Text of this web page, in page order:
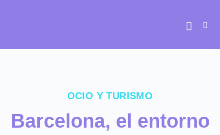
OCIO Y TURISMO
Barcelona, el entorno